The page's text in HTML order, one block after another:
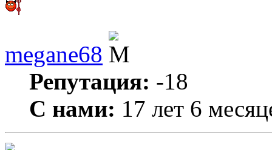
megane68
Репутация: -18
С нами: 17 лет 6